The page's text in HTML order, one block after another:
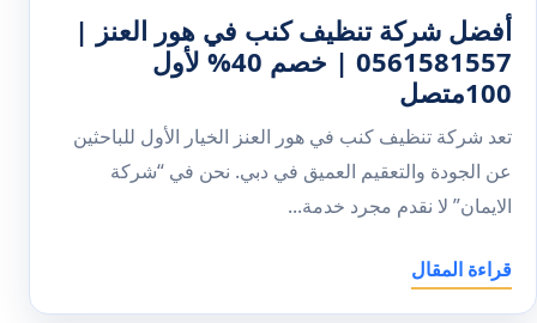
أفضل شركة تنظيف كنب في هور العنز |
0561581557 | خصم 40% لأول
100متصل
تعد شركة تنظيف كنب في هور العنز الخيار الأول للباحثين
عن الجودة والتعقيم العميق في دبي. نحن في “شركة
الايمان” لا نقدم مجرد خدمة...
قراءة المقال